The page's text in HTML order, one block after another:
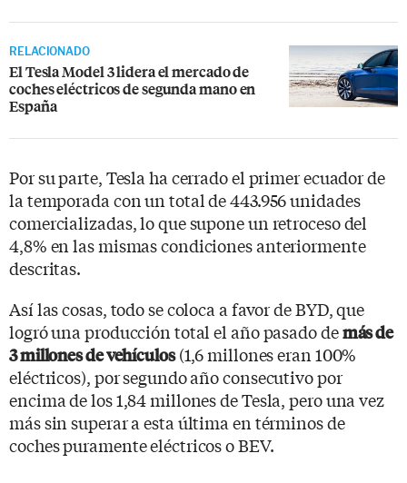
RELACIONADO
El Tesla Model 3 lidera el mercado de
coches eléctricos de segunda mano en
España
Por su parte, Tesla ha cerrado el primer ecuador de
la temporada con un total de 443.956 unidades
comercializadas, lo que supone un retroceso del
4,8% en las mismas condiciones anteriormente
descritas.
Así las cosas, todo se coloca a favor de BYD, que
logró una producción total el año pasado demás de
3 millones de vehículos(1,6 millones eran 100%
eléctricos), por segundo año consecutivo por
encima de los 1,84 millones de Tesla, pero una vez
más sin superar a esta última en términos de
coches puramente eléctricos o BEV.